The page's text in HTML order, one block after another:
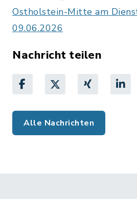
Ostholstein-Mitte am
09.06.2026
Nachricht teilen
Alle Nachrichten